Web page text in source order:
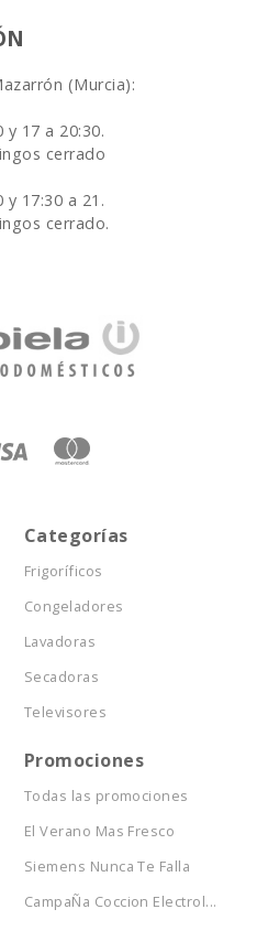
(Murcia):
y 17 a 20:30.
cerrado
y 17:30 a 21.
cerrado.
Categorías
Frigoríficos
Congeladores
Lavadoras
Secadoras
Televisores
Promociones
Todas las promociones
El Verano Mas Fresco
Siemens Nunca Te Falla
CampaÑa Coccion Electrol...